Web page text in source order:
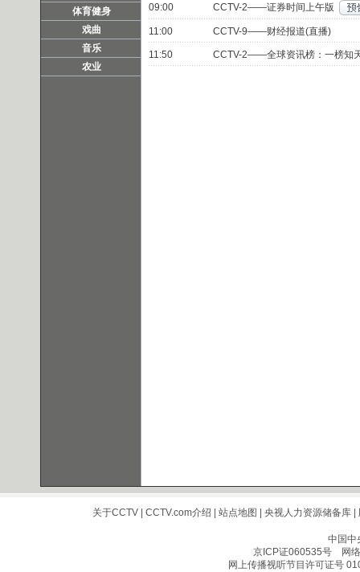
体育健身
戏曲
音乐
农业
09:00 CCTV-2——证券时间上午版
11:00 CCTV-9——财经报道(直播)
11:50 CCTV-2——全球资讯榜：一榜知
关于CCTV| CCTV.com介绍 站点地图 央视人力资源储备库|
中国中
京ICP证060535号网络
网上传播视听节目许可证号